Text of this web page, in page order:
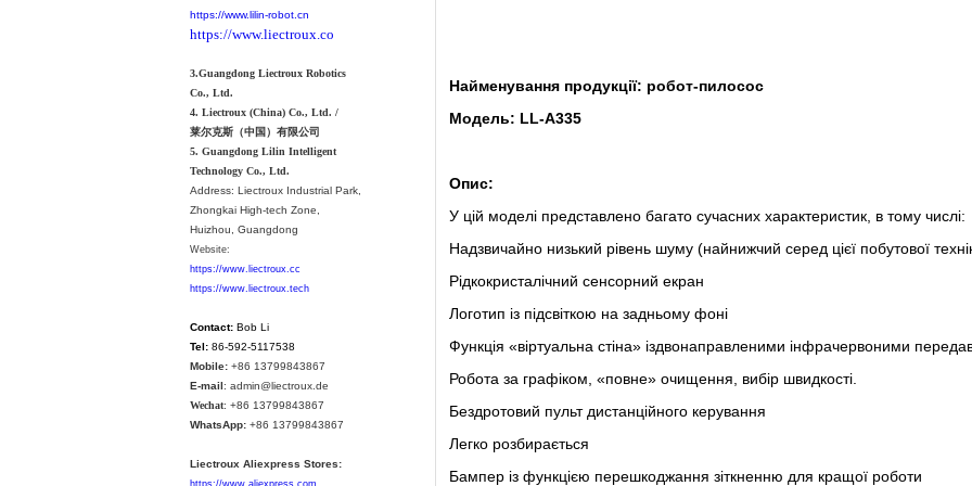
https://www.lilin-robot.cn
https://www.liectroux.co
3.Guangdong Liectroux Robotics
Co., Ltd.
4. Liectroux (China) Co., Ltd. /
莱尔克斯（中国）有限公司
5. Guangdong Lilin Intelligent
Technology Co., Ltd.
Address: Liectroux Industrial Park,
Zhongkai High-tech Zone,
Huizhou, Guangdong
Website:
https://www.liectroux.cc
https://www.liectroux.tech
Contact:Bob Li
Tel:86-592-5117538
Mobile:+86 13799843867
E-mail: admin@liectroux.de
Wechat: +86 13799843867
WhatsApp:+86 13799843867
Liectroux Aliexpress Stores:
https://www.aliexpress.com
Найменування продукції: робот-пилосос
Модель: LL-A335
Опис:
У цій моделі представлено багато сучасних характеристик, в тому числі:
Надзвичайно низький рівень шуму (найнижчий серед цієї побутової
Рідкокристалічний сенсорний екран
Логотип із підсвіткою на задньому фоні
Функція «віртуальна стіна» іздвонаправленими інфрачервоними
Робота за графіком, «повне» очищення, вибір швидкості.
Бездротовий пульт дистанційного керування
Легко розбирається
Бампер із функцією перешкоджання зіткненню для кращої роботи